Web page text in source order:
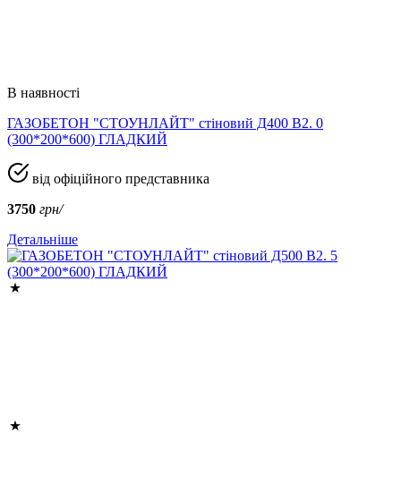
В наявності
ГАЗОБЕТОН "СТОУНЛАЙТ" стіновий Д400 В2. 0
(300*200*600) ГЛАДКИЙ
від офіційного представника
3750 грн/
Детальніше